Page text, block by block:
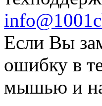
Если Вы
ошибку в
мышью и